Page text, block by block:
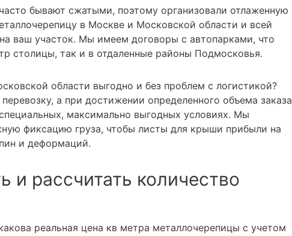
бывают сжатыми, поэтому организовали отлаженную
в Москве и Московской области и всей
ваш участок. Мы имеем договоры с автопарками, что
столицы, так и в отдаленные районы Подмосковья.
области выгодно и без проблем с логистикой?
а при достижении определенного объема заказа
максимально выгодных условиях. Мы
фиксацию груза, чтобы листы для крыши прибыли на
и деформаций.
и рассчитать количество
реальная цена кв метра металлочерепицы с учетом